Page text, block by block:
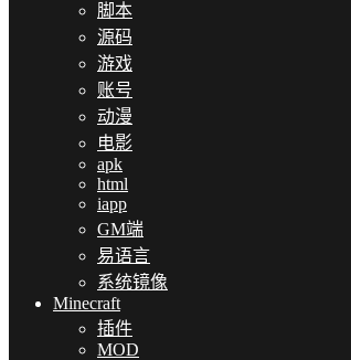
脚本
源码
游戏
账号
动漫
电影
apk
html
iapp
GM端
易语言
系统镜像
Minecraft
插件
MOD